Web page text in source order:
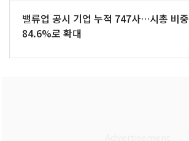
밸류업 공시 기업 누적 747사…시총 비중
84.6%로 확대